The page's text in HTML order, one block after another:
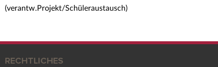
(verantw.Projekt/Schüleraustausch)
RECHTLICHES